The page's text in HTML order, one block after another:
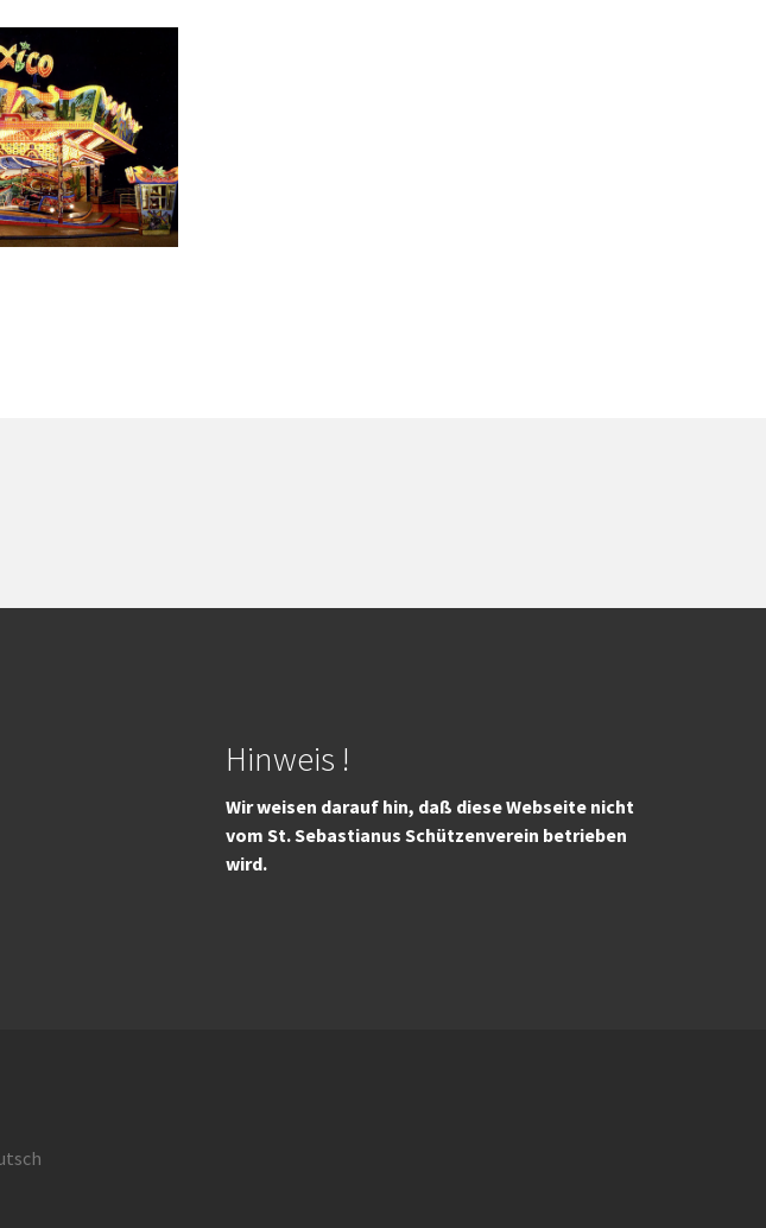
Hinweis !
Wir weisen darauf hin, daß diese Webseite nicht
vom St. Sebastianus Schützenverein betrieben
wird.